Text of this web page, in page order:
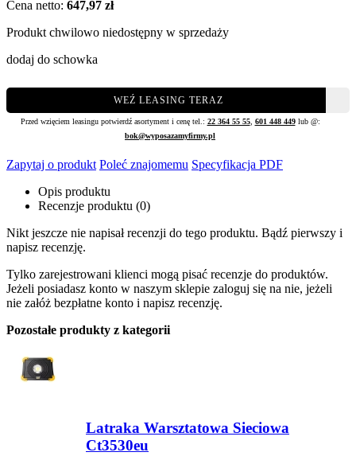
Cena netto: 647,97 zł
Produkt chwilowo niedostępny w sprzedaży
dodaj do schowka
WEŹ LEASING TERAZ
Przed wzięciem leasingu potwierdź asortyment i cenę tel.: 22 364 55 55, 601 448 449lub @:
bok@wyposazamyfirmy.pl
Zapytaj o produkt Poleć znajomemu Specyfikacja PDF
Opis produktu
Recenzje produktu (0)
Nikt jeszcze nie napisał recenzji do tego produktu. Bądź pierwszy i
napisz recenzję.
Tylko zarejestrowani klienci mogą pisać recenzje do produktów.
Jeżeli posiadasz konto w naszym sklepie zaloguj się na nie, jeżeli
nie załóż bezpłatne konto i napisz recenzję.
Pozostałe produkty z kategorii
Latraka Warsztatowa Sieciowa
Ct3530eu